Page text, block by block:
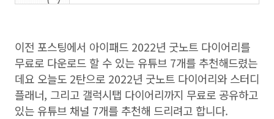
이전 포스팅에서 아이패드 2022년 굿노트 다이어리를
무료로 다운로드 할 수 있는 유튜브 7개를 추천해드렸는
데요 오늘도 2탄으로 2022년 굿노트 다이어리와 스터디
플래너, 그리고 갤럭시탭 다이어리까지 무료로 공유하고
있는 유튜브 채널 7개를 추천해 드리려고 합니다.